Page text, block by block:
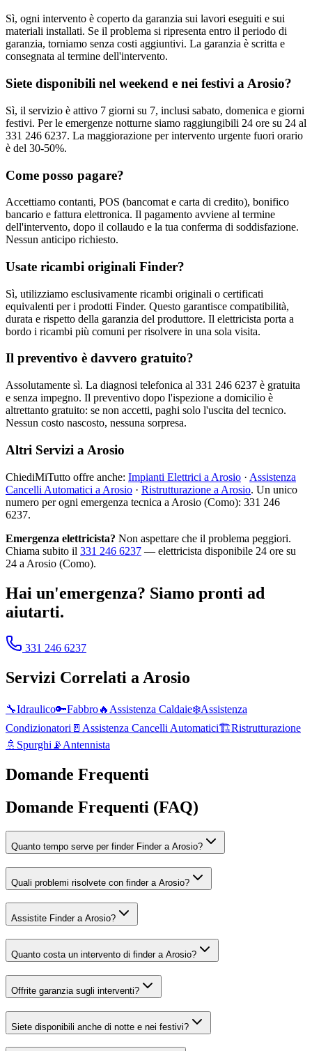
Sì, ogni intervento è coperto da garanzia sui lavori eseguiti e sui
materiali installati. Se il problema si ripresenta entro il periodo di
garanzia, torniamo senza costi aggiuntivi. La garanzia è scritta e
consegnata al termine dell'intervento.
Siete disponibili nel weekend e nei festivi a Arosio?
Sì, il servizio è attivo 7 giorni su 7, inclusi sabato, domenica e giorni
festivi. Per le emergenze notturne siamo raggiungibili 24 ore su 24 al
331 246 6237. La maggiorazione per intervento urgente fuori orario
è del 30-50%.
Come posso pagare?
Accettiamo contanti, POS (bancomat e carta di credito), bonifico
bancario e fattura elettronica. Il pagamento avviene al termine
dell'intervento, dopo il collaudo e la tua conferma di soddisfazione.
Nessun anticipo richiesto.
Usate ricambi originali Finder?
Sì, utilizziamo esclusivamente ricambi originali o certificati
equivalenti per i prodotti Finder. Questo garantisce compatibilità,
durata e rispetto della garanzia del produttore. Il elettricista porta a
bordo i ricambi più comuni per risolvere in una sola visita.
Il preventivo è davvero gratuito?
Assolutamente sì. La diagnosi telefonica al 331 246 6237 è gratuita
e senza impegno. Il preventivo dopo l'ispezione a domicilio è
altrettanto gratuito: se non accetti, paghi solo l'uscita del tecnico.
Nessun costo nascosto, nessuna sorpresa.
Altri Servizi a Arosio
ChiediMiTutto offre anche: Impianti Elettrici a Arosio · Assistenza
Cancelli Automatici a Arosio · Ristrutturazione a Arosio. Un unico
numero per ogni emergenza tecnica a Arosio (Como): 331 246
6237.
Emergenza elettricista? Non aspettare che il problema peggiori.
Chiama subito il 331 246 6237 — elettricista disponibile 24 ore su
24 a Arosio (Como).
Hai un'emergenza? Siamo pronti ad
aiutarti.
331 246 6237
Servizi Correlati aArosio
🔧Idraulico🔑Fabbro🔥 Assistenza Caldaie❄️Assistenza
Condizionatori 🚪 Assistenza Cancelli Automatici🏗️Ristrutturazione
🚿 Spurghi 📡 Antennista
Domande Frequenti
Domande Frequenti (FAQ)
Quanto tempo serve per finder Finder a Arosio?
Quali problemi risolvete con finder a Arosio?
Assistite Finder a Arosio?
Quanto costa un intervento di finder a Arosio?
Offrite garanzia sugli interventi?
Siete disponibili anche di notte e nei festivi?